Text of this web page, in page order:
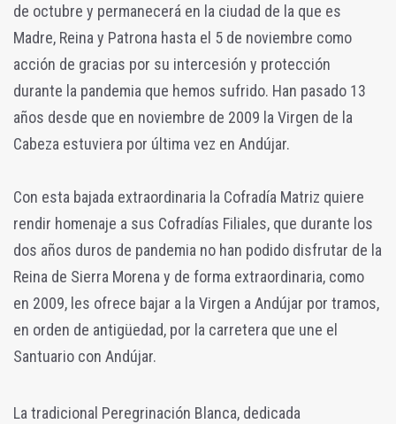
de octubre y permanecerá en la ciudad de la que es
Madre, Reina y Patrona hasta el 5 de noviembre como
acción de gracias por su intercesión y protección
durante la pandemia que hemos sufrido. Han pasado 13
años desde que en noviembre de 2009 la Virgen de la
Cabeza estuviera por última vez en Andújar.
Con esta bajada extraordinaria la Cofradía Matriz quiere
rendir homenaje a sus Cofradías Filiales, que durante los
dos años duros de pandemia no han podido disfrutar de la
Reina de Sierra Morena y de forma extraordinaria, como
en 2009, les ofrece bajar a la Virgen a Andújar por tramos,
en orden de antigüedad, por la carretera que une el
Santuario con Andújar.
La tradicional Peregrinación Blanca, dedicada